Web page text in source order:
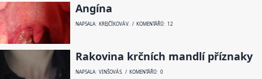
Angína
NAPSALA: KREJČÍKOVÁ V. / KOMENTÁŘŮ: 12
Rakovina krčních mandlí příznaky
NAPSALA: VINŠOVÁ S. / KOMENTÁŘŮ: 0